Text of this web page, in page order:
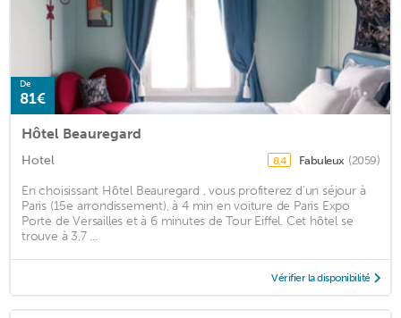
De
81€
Hôtel Beauregard
Hotel 8,4 Fabuleux (2059)
En choisissant Hôtel Beauregard , vous profiterez d'un séjour à
Paris (15e arrondissement), à 4 min en voiture de Paris Expo
Porte de Versailles et à 6 minutes de Tour Eiffel. Cet hôtel se
trouve à 3,7 ...
Vérifier la disponibilité